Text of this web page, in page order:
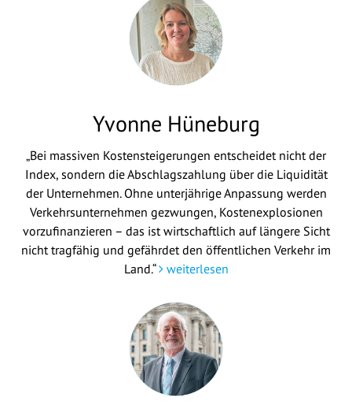
Yvonne Hüneburg
„Bei massiven Kostensteigerungen entscheidet nicht der
Index, sondern die Abschlagszahlung über die Liquidität
der Unternehmen. Ohne unterjährige Anpassung werden
Verkehrsunternehmen gezwungen, Kostenexplosionen
vorzufinanzieren – das ist wirtschaftlich auf längere Sicht
nicht tragfähig und gefährdet den öffentlichen Verkehr im
Land.“ weiterlesen